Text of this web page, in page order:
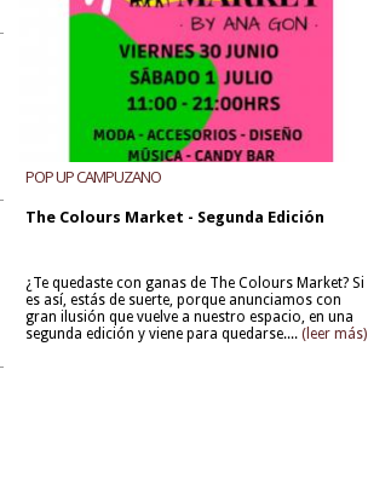
POP UP CAMPUZANO
The Colours Market - Segunda Edición
¿Te quedaste con ganas de The Colours Market? Si
es así, estás de suerte, porque anunciamos con
gran ilusión que vuelve a nuestro espacio, en una
segunda edición y viene para quedarse.... (leer más)